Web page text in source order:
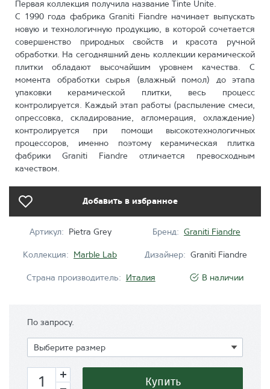
Первая коллекция получила название Tinte Unite.
С 1990 года фабрика Graniti Fiandre начинает выпускать
новую и технологичную продукцию, в которой сочетается
совершенство природных свойств и красота ручной
обработки. На сегодняшний день коллекции керамической
плитки обладают высочайшим уровнем качества. С
момента обработки сырья (влажный помол) до этапа
упаковки керамической плитки, весь процесс
контролируется. Каждый этап работы (распыление смеси,
опрессовка, складирование, агломерация, охлаждение)
контролируется при помощи высокотехнологичных
процессоров, именно поэтому керамическая плитка
фабрики Graniti Fiandre отличается превосходным
качеством.
Добавить в избранное
Артикул: Pietra Grey Бренд: Graniti Fiandre
Коллекция: Marble Lab Дизайнер: Graniti Fiandre
Страна производитель: Италия В наличии
По запросу.
Купить